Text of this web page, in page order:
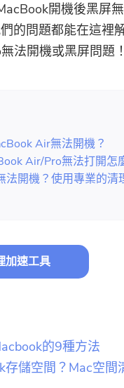
開機後黑屏
的問題都能在這裡
法開機或黑屏問題！
Air無法開機？
Air/Pro無法打開怎
法開機？使用專業的清
加速工具
的9種方法
儲空間？Mac空間